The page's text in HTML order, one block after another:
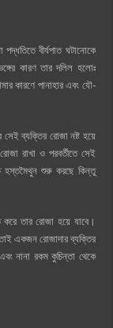
বীর্যপাত ঘটানোকে
কারণ তার দলিল হলোঃ
কারণে পানাহার এবং যৌ-
সেই ব্যক্তির রোজা নষ্ট হয়ে
রাখা ও পরবর্তীতে সেই
হস্তমৈথুন শুরু করছে কিন্তু
তার রোজা হয়ে যাবে।
তাই একজন রোজাদার ব্যক্তির
নানা রকম কুচিন্তা থেকে